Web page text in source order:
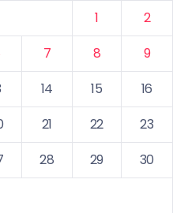
1
2
7 8
9
14 15
16
21 22
23
28 29
30